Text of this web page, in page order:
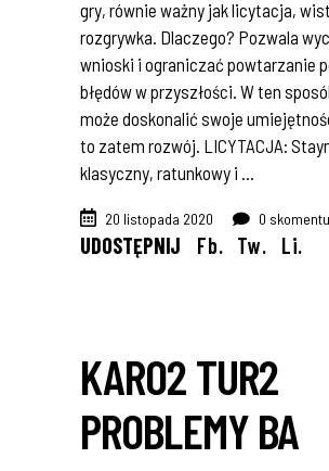
gry, równie ważny jak licytacja,
rozgrywka. Dlaczego? Pozwala
wnioski i ograniczać powtarzanie
błędów w przyszłości. W ten
może doskonalić swoje
to zatem rozwój. LICYTACJA:
klasyczny, ratunkowy i
20 listopada 2020 0
UDOSTĘPNIJ Fb. Tw. Li.
KARO2 TUR2
PROBLEMY BA